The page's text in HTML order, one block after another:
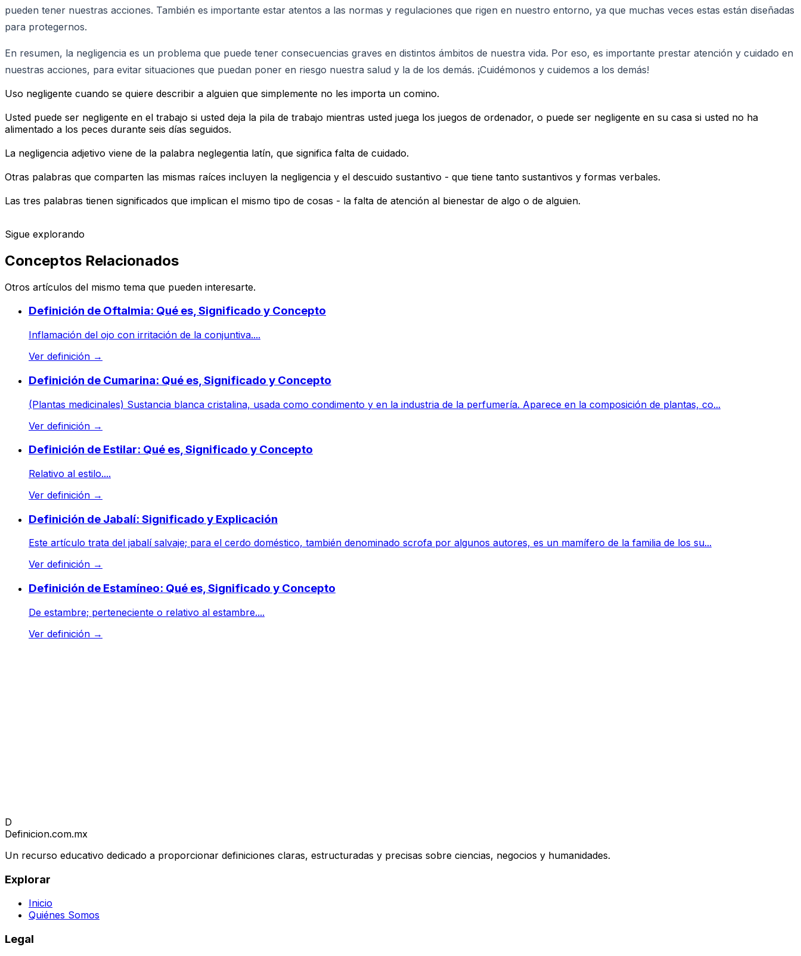
pueden tener nuestras acciones. También es importante estar atentos a las normas y regulaciones que rigen en nuestro entorno, ya que muchas veces estas están diseñadas
para protegernos.
En resumen, la negligencia es un problema que puede tener consecuencias graves en distintos ámbitos de nuestra vida. Por eso, es importante prestar atención y cuidado en
nuestras acciones, para evitar situaciones que puedan poner en riesgo nuestra salud y la de los demás. ¡Cuidémonos y cuidemos a los demás!
Uso negligente cuando se quiere describir a alguien que simplemente no les importa un comino.
Usted puede ser negligente en el trabajo si usted deja la pila de trabajo mientras usted juega los juegos de ordenador, o puede ser negligente en su casa si usted no ha
alimentado a los peces durante seis días seguidos.
La negligencia adjetivo viene de la palabra neglegentia latín, que significa falta de cuidado.
Otras palabras que comparten las mismas raíces incluyen la negligencia y el descuido sustantivo - que tiene tanto sustantivos y formas verbales.
Las tres palabras tienen significados que implican el mismo tipo de cosas - la falta de atención al bienestar de algo o de alguien.
Sigue explorando
Conceptos Relacionados
Otros artículos del mismo tema que pueden interesarte.
Definición de Oftalmia: Qué es, Significado y Concepto
Inflamación del ojo con irritación de la conjuntiva....
Ver definición →
Definición de Cumarina: Qué es, Significado y Concepto
(Plantas medicinales) Sustancia blanca cristalina, usada como condimento y en la industria de la perfumería. Aparece en la composición de plantas, co...
Ver definición →
Definición de Estilar: Qué es, Significado y Concepto
Relativo al estilo....
Ver definición →
Definición de Jabalí: Significado y Explicación
Este artículo trata del jabalí salvaje; para el cerdo doméstico, también denominado scrofa por algunos autores, es un mamífero de la familia de los su...
Ver definición →
Definición de Estamíneo: Qué es, Significado y Concepto
De estambre; perteneciente o relativo al estambre....
Ver definición →
D
Definicion.com.mx
Un recurso educativo dedicado a proporcionar definiciones claras, estructuradas y precisas sobre ciencias, negocios y humanidades.
Explorar
Inicio
Quiénes Somos
Legal